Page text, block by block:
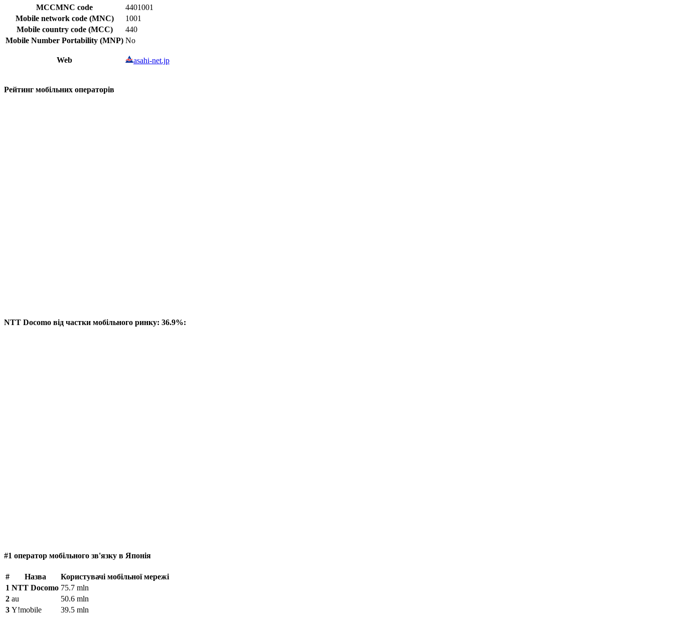
MCCMNC code
4401001
Mobile network code (MNC)
1001
Mobile country code (MCC)
440
Mobile Number Portability (MNP) No
Web asahi-net.jp
Рейтинг мобільних операторів
NTT Docomo від частки мобільного ринку: 36.9%:
#1 оператор мобільного зв'язку в Японія
# Назва
Користувачі мобільної мережі
1 NTT Docomo 75.7 mln
2 au
50.6 mln
3 Y!mobile 39.5 mln